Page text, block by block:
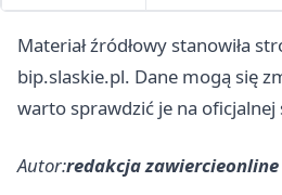
Materiał źródłowy stanowiła
bip.slaskie.pl. Dane mogą się
warto sprawdzić je na oficjalnej
Autor:redakcja zawiercieonline